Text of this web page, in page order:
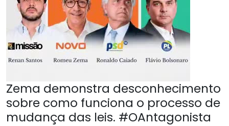
Zema demonstra desconhecimento
sobre como funciona o processo de
mudança das leis. #OAntagonista